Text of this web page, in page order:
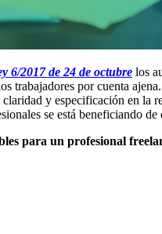
6/2017 de 24 de octubre los
trabajadores por cuenta
y especificación en la
se está beneficiando de
para un profesional